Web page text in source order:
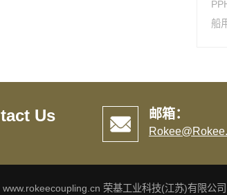
船
Us 邮箱：
荣基工业科技(江苏)有限公司